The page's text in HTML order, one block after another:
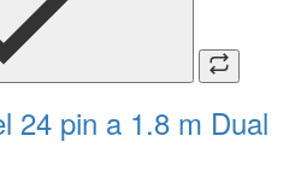
24 pin a 1.8 m Dual